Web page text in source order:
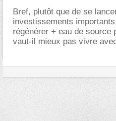
Bref, plutôt que de se
investissements
régénérer + eau de source
vaut-il mieux pas vivre